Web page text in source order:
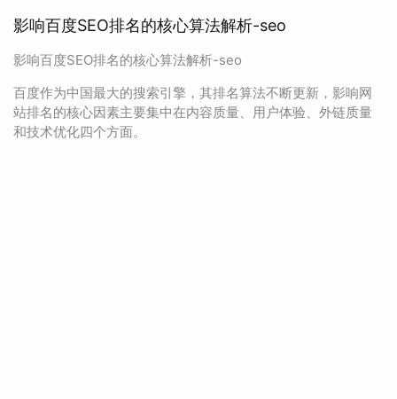
影响百度SEO排名的核心算法解析-seo
影响百度SEO排名的核心算法解析-seo
百度作为中国最大的搜索引擎，其排名算法不断更新，影响网
站排名的核心因素主要集中在内容质量、用户体验、外链质量
和技术优化四个方面。